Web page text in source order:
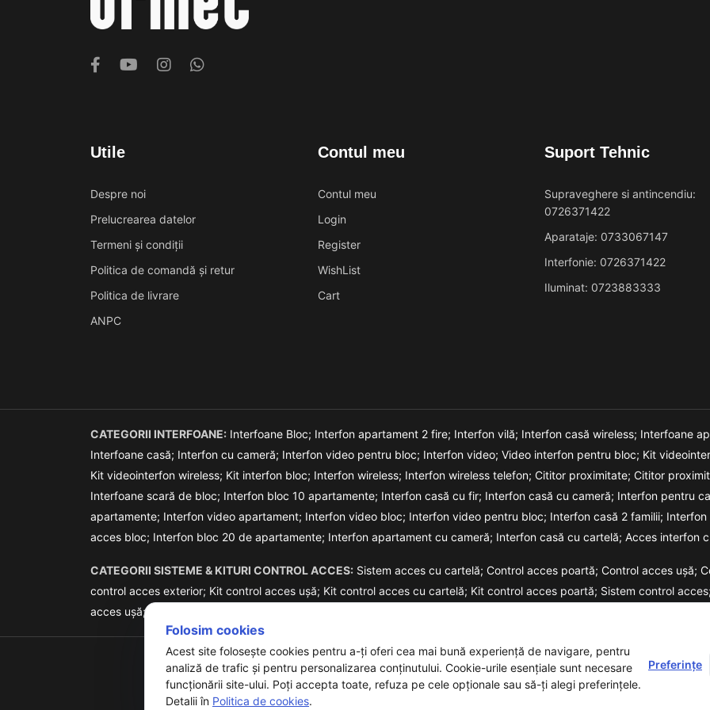
Utile
Despre noi
Prelucrearea datelor
Termeni și condiții
Politica de comandă și retur
Politica de livrare
ANPC
Contul meu
Contul meu
Login
Register
WishList
Cart
Suport Tehnic
Supraveghere si antincendiu:
0726371422
Aparataje: 0733067147
Interfonie: 0726371422
Iluminat: 0723883333
CATEGORII INTERFOANE: Interfoane Bloc; Interfon apartament 2 fire; Interfon vilă; Interfon casă wireless; Interfoane
Interfoane casă; Interfon cu cameră; Interfon video pentru bloc; Interfon video; Video interfon pentru bloc; Kit
Kit videointerfon wireless; Kit interfon bloc; Interfon wireless; Interfon wireless telefon; Cititor proximitate; Cititor
Interfoane scară de bloc; Interfon bloc 10 apartamente; Interfon casă cu fir; Interfon casă cu cameră; Interfon pentru
apartamente; Interfon video apartament; Interfon video bloc; Interfon video pentru bloc; Interfon casă 2 familii;
acces bloc; Interfon bloc 20 de apartamente; Interfon apartament cu cameră; Interfon casă cu cartelă; Acces interfon
CATEGORII SISTEME & KITURI CONTROL ACCES: Sistem acces cu cartelă; Control acces poartă; Control acces ușă;
control acces exterior; Kit control acces ușă; Kit control acces cu cartelă; Kit control acces poartă; Sistem control
acces ușă;
Folosim cookies
Acest site folosește cookies pentru a-ți oferi cea mai bună experiență de navigare, pentru
analiză de trafic și pentru personalizarea conținutului. Cookie-urile esențiale sunt necesare
funcționării site-ului. Poți accepta toate, refuza pe cele opționale sau să-ți alegi preferințele.
Detalii în Politica de cookies.
Preferințe